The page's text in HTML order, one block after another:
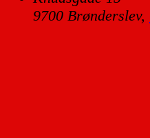
9700 Brønderslev,